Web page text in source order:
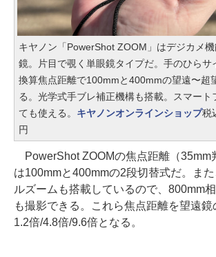
キヤノン「PowerShot ZOOM」はデジカメ
鏡。片目で覗く単眼鏡タイプだ。手のひらサ
換算焦点距離で100mmと400mmの望遠〜超
る。光学式手ブレ補正機構も搭載。スマート
ても使える。 キヤノンオンラインショップ税
円
PowerShot ZOOMの焦点距離（35mm
は100mmと400mmの2段切替式だ。ま
ルズームも搭載しているので、800mm
も撮影できる。これら焦点距離を望遠鏡
1.2倍/4.8倍/9.6倍となる。